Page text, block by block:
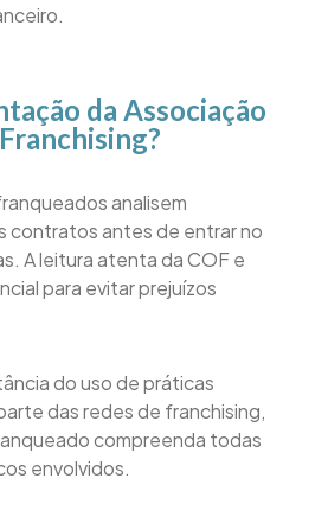
da Associação
analisem
contratos antes de entrar no
A leitura atenta da COF e
para evitar prejuízos
do uso de práticas
das redes de franchising,
compreenda todas
envolvidos.